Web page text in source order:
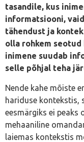
tasandile, kus
informatsiooni,
tähendust ja
olla rohkem
inimene suudab
selle põhjal teha
Nende kahe mõiste
hariduse kontekstis,
eesmärgiks ei
mehaaniline
laiemas kontekstis